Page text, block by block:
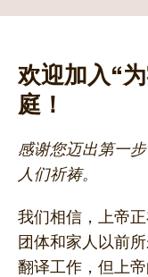
欢迎加入“
庭！
感谢您迈出第一
人们祈祷。
我们相信，上帝
团体和家人以前
翻译工作，但上